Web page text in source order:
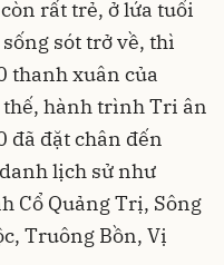
rất trẻ, ở lứa tuổi
sót trở về, thì
thanh xuân của
hành trình Tri ân
đã đặt chân đến
lịch sử như
Cổ Quảng Trị, Sông
Truông Bồn, Vị